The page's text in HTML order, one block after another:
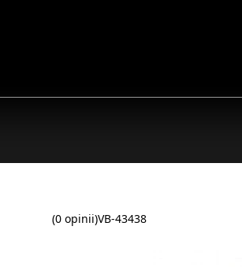
(0 opinii)VB-43438